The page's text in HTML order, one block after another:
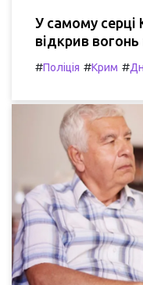
У самому серці
відкрив
#Поліція #Крим #